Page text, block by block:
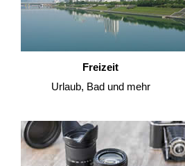
Freizeit
Urlaub, Bad und mehr